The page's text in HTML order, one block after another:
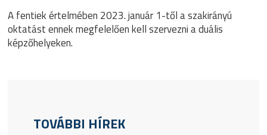
A fentiek értelmében 2023. január 1-től a szakirányú
oktatást ennek megfelelően kell szervezni a duális
képzőhelyeken.
TOVÁBBI HÍREK